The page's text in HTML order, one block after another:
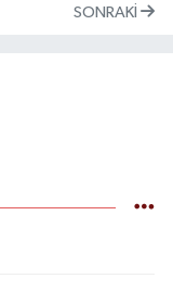
SONRAKI